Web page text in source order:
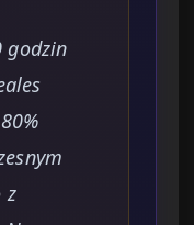
godzin
z